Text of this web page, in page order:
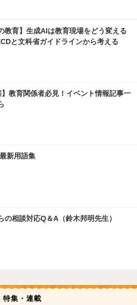
教育】生成AIは教育現場をどう変える
と文科省ガイドラインから考える
】教育関係者必見！イベント情報記事一
新用語集
の相談対応Q＆A（鈴木邦明先生）
特集・連載